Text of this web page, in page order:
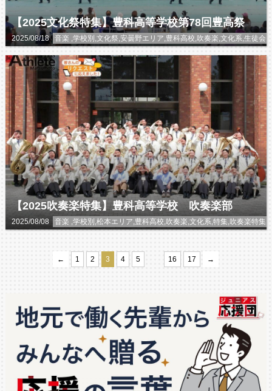
【2025文化祭特集】豊科高等学校第78回豊高祭
2025/08/18 音楽 ,学校別,文化祭,安曇野エリア,豊科高校,吹奏楽,文化系,生徒
【2025吹奏楽特集】豊科高等学校 吹奏楽部
2025/08/08 音楽 ,学校別,松本エリア,豊科高校,吹奏楽,文化系,特集,吹奏楽特
← 1 2 3 4 5 16 17 →